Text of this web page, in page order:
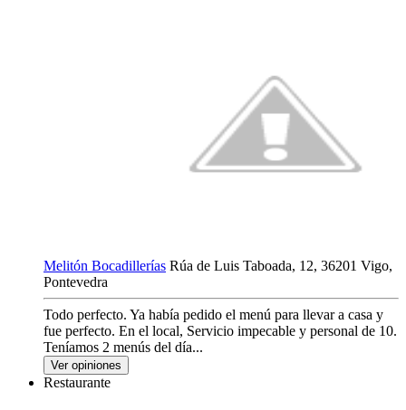
Melitón Bocadillerías Rúa de Luis Taboada, 12, 36201 Vigo,
Pontevedra
Todo perfecto. Ya había pedido el menú para llevar a casa y
fue perfecto. En el local, Servicio impecable y personal de 10.
Teníamos 2 menús del día...
Ver opiniones
Restaurante